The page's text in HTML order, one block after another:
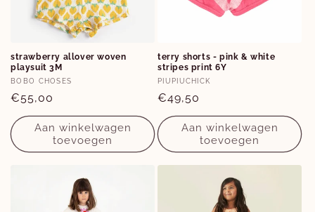
strawberry allover woven
playsuit 3M
Verkoper:
BOBO CHOSES
Normale
prijs
€55,00
Aan winkelwagen
toevoegen
6Y
terry shorts - pink & white
stripes print 6Y
Verkoper:
PIUPIUCHICK
Normale
prijs
€49,50
Aan winkelwagen
toevoegen